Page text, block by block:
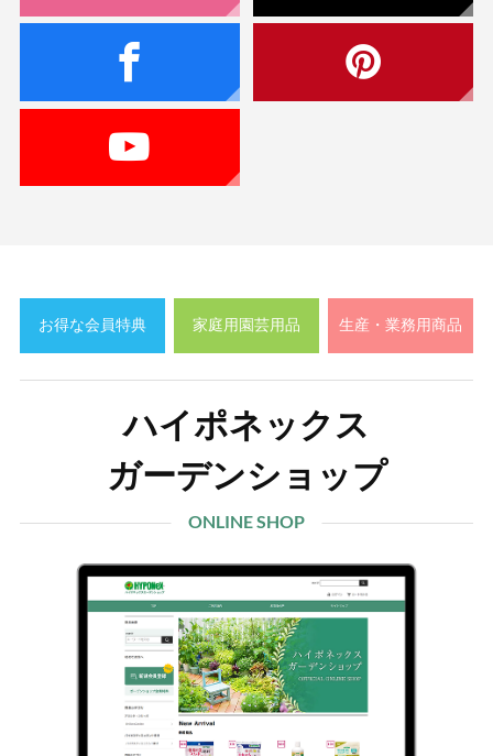
お得な会員特典 家庭用園芸用品 生産・業務用商品
ハイポネックス
ガーデンショップ
ONLINE SHOP